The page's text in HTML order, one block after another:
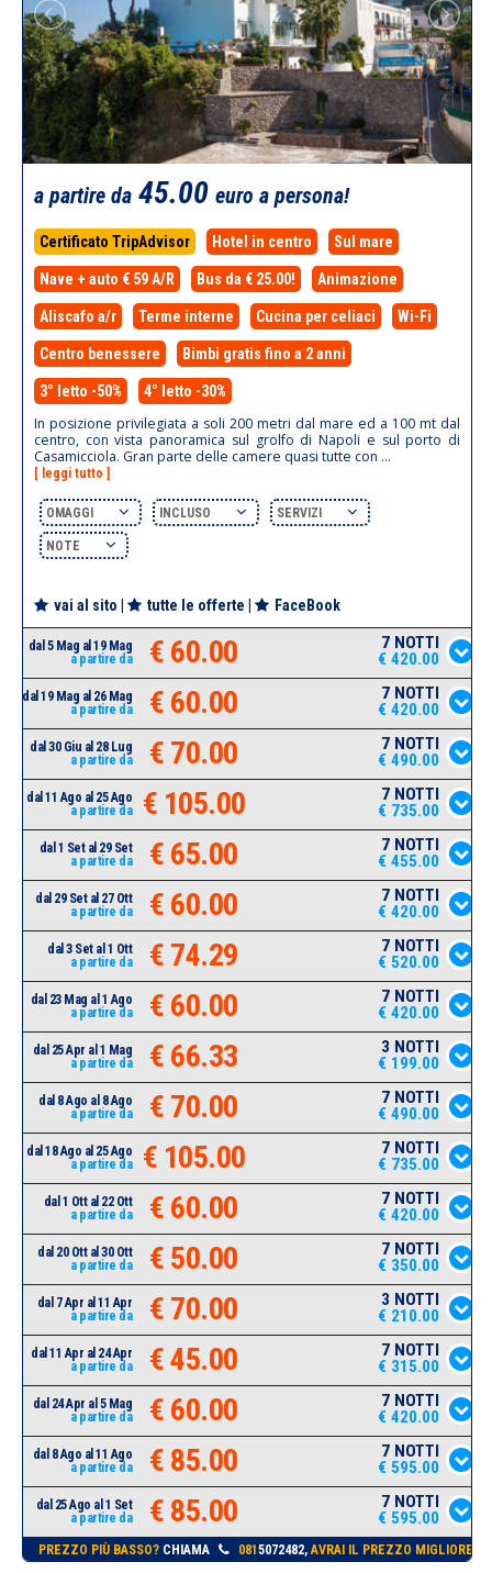
a partire da 45.00 euro a persona!
Certificato TripAdvisor Hotel in centro Sul mare
Nave + auto € 59 A/R Bus da € 25.00! Animazione
Aliscafo a/r Terme interne Cucina per celiaci Wi-Fi
Centro benessere Bimbi gratis fino a 2 anni
3° letto -50% 4° letto -30%
In posizione privilegiata a soli 200 metri dal mare ed a 100 mt dal
centro, con vista panoramica sul grolfo di Napoli e sul porto di
Casamicciola. Gran parte delle camere quasi tutte con ...
[ leggi tutto ]
OMAGGI INCLUSO SERVIZI
NOTE
vai al sito tutte le offerte FaceBook
dal 5 Mag al 19 Mag
a partire da
€ 60.00
7 NOTTI
€ 420.00
dal 19 Mag al 26 Mag
a partire da
€ 60.00
7 NOTTI
€ 420.00
dal 30 Giu al 28 Lug
a partire da
€ 70.00
7 NOTTI
€ 490.00
dal 11 Ago al 25 Ago
a partire da
€ 105.00
7 NOTTI
€ 735.00
dal 1 Set al 29 Set
a partire da
€ 65.00
7 NOTTI
€ 455.00
dal 29 Set al 27 Ott
a partire da
€ 60.00
7 NOTTI
€ 420.00
dal 3 Set al 1 Ott
a partire da
€ 74.29
7 NOTTI
€ 520.00
dal 23 Mag al 1 Ago
a partire da
€ 60.00
7 NOTTI
€ 420.00
dal 25 Apr al 1 Mag
a partire da
€ 66.33
3 NOTTI
€ 199.00
dal 8 Ago al 8 Ago
a partire da
€ 70.00
7 NOTTI
€ 490.00
dal 18 Ago al 25 Ago
a partire da
€ 105.00
7 NOTTI
€ 735.00
dal 1 Ott al 22 Ott
a partire da
€ 60.00
7 NOTTI
€ 420.00
dal 20 Ott al 30 Ott
a partire da
€ 50.00
7 NOTTI
€ 350.00
dal 7 Apr al 11 Apr
a partire da
€ 70.00
3 NOTTI
€ 210.00
dal 11 Apr al 24 Apr
a partire da
€ 45.00
7 NOTTI
€ 315.00
dal 24 Apr al 5 Mag
a partire da
€ 60.00
7 NOTTI
€ 420.00
dal 8 Ago al 11 Ago
a partire da
€ 85.00
7 NOTTI
€ 595.00
dal 25 Ago al 1 Set
a partire da
€ 85.00
7 NOTTI
€ 595.00
PREZZO PIÙ BASSO?CHIAMA 081 5072482,AVRAI IL PREZZO MIGLIORE!